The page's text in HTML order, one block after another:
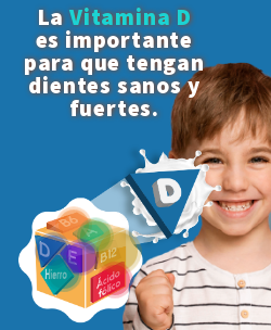
LaVitamina D
es importante
para que tengan
dientes sanos y
fuertes.